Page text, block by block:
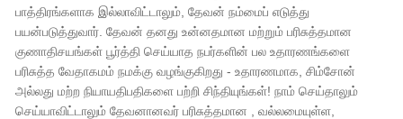
பாத்திரங்களாக இல்லாவிட்டாலும், தேவன் நம்மைப் எடுத்து
பயன்படுத்துவார். தேவன் தனது உன்னதமான மற்றும் பரிசுத்தமான
குணாதிசயங்கள் பூர்த்தி செய்யாத நபர்களின் பல உதாரணங்களை
பரிசுத்த வேதாகமம் நமக்கு வழங்குகிறது - உதாரணமாக, சிம்சோன்
அல்லது மற்ற நியாயதிபதிகளை பற்றி சிந்தியுங்கள்! நாம் செய்தாலும்
செய்யாவிட்டாலும் தேவனானவர் பரிசுத்தமான , வல்லமையுள்ள,